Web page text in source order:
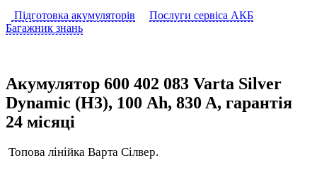
Підготовка акумуляторів
Послуги сервіса АКБ
Багажник знань
Акумулятор 600 402 083 Varta Silver
Dynamic (H3), 100 Аh, 830 A, гарантія
24 місяці
Топова лінійка Варта Сілвер.